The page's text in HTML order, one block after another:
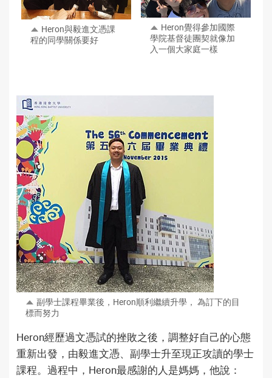
Heron與毅進文憑課
程的同學關係要好
Heron覺得參加國際
學院基督徒團契就像加
入一個大家庭一樣
副學士課程畢業後，Heron順利繼續升學， 為訂下的目
標而努力
Heron經歷過文憑試的挫敗之後，調整好自己的心態
重新出發，由毅進文憑、副學士升至現正攻讀的學士
課程。過程中，Heron最感謝的人是媽媽，他說：